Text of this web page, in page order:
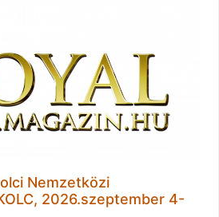
Nemzetközi
2026.szeptember 4-